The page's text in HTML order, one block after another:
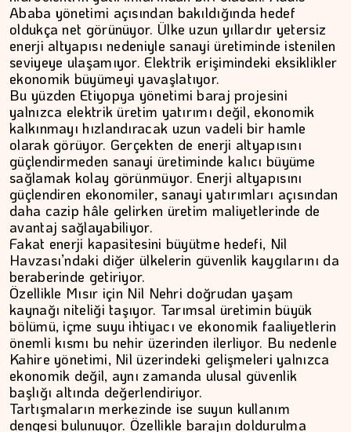
Ababa yönetimi açısından bakıldığında hedef
oldukça net görünüyor. Ülke uzun yıllardır yetersiz
enerji altyapısı nedeniyle sanayi üretiminde istenilen
seviyeye ulaşamıyor. Elektrik erişimindeki eksiklikler
ekonomik büyümeyi yavaşlatıyor.
Bu yüzden Etiyopya yönetimi baraj projesini
yalnızca elektrik üretim yatırımı değil, ekonomik
kalkınmayı hızlandıracak uzun vadeli bir hamle
olarak görüyor. Gerçekten de enerji altyapısını
güçlendirmeden sanayi üretiminde kalıcı büyüme
sağlamak kolay görünmüyor. Enerji altyapısını
güçlendiren ekonomiler, sanayi yatırımları açısından
daha cazip hâle gelirken üretim maliyetlerinde de
avantaj sağlayabiliyor.
Fakat enerji kapasitesini büyütme hedefi, Nil
Havzası’ndaki diğer ülkelerin güvenlik kaygılarını da
beraberinde getiriyor.
Özellikle Mısır için Nil Nehri doğrudan yaşam
kaynağı niteliği taşıyor. Tarımsal üretimin büyük
bölümü, içme suyu ihtiyacı ve ekonomik faaliyetlerin
önemli kısmı bu nehir üzerinden ilerliyor. Bu nedenle
Kahire yönetimi, Nil üzerindeki gelişmeleri yalnızca
ekonomik değil, aynı zamanda ulusal güvenlik
başlığı altında değerlendiriyor.
Tartışmaların merkezinde ise suyun kullanım
dengesi bulunuyor. Özellikle barajın doldurulma
ŞAFAK GÜVEN
Ahlat'tan Nemrut Krateri'ne